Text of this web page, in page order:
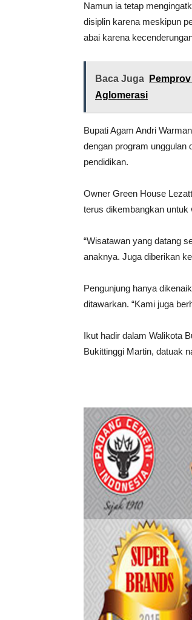
Namun ia tetap
disiplin karena meskipun
abai karena
Baca Juga
Aglomerasi
Bupati Agam Andri
dengan program unggulan
pendidikan.
Owner Green House
terus dikembangkan untuk
“Wisatawan yang datang
anaknya. Juga diberikan
Pengunjung hanya
ditawarkan. “Kami juga
Ikut hadir dalam Walikota
Bukittinggi Martin, datuak